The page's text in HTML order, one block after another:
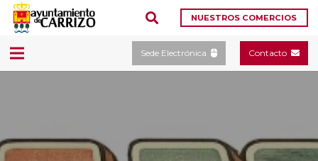
NUESTROS COMERCIOS
Sede Electrónica Contacto